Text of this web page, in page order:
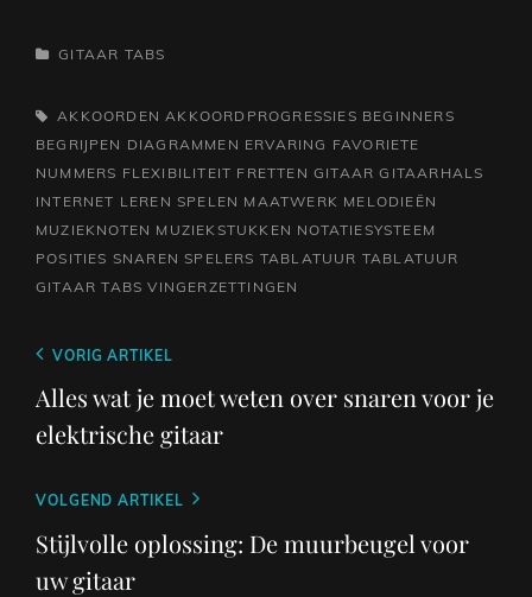
CATEGORIEËN
GITAAR TABS
TAGS,AKKOORDEN AKKOORDPROGRESSIES BEGINNERS
BEGRIJPEN DIAGRAMMEN ERVARING FAVORIETE
NUMMERS FLEXIBILITEIT FRETTEN GITAAR GITAARHALS
INTERNET LEREN SPELEN MAATWERK MELODIEËN
MUZIEKNOTEN MUZIEKSTUKKEN NOTATIESYSTEEM
POSITIES SNAREN SPELERS TABLATUUR TABLATUUR
GITAAR TABS VINGERZETTINGEN
Berichtnavigatie
Vorig
bericht
VORIG ARTIKEL
Alles wat je moet weten over snaren voor je
elektrische gitaar
Volgend
bericht
VOLGEND ARTIKEL
Stijlvolle oplossing: De muurbeugel voor
uw gitaar